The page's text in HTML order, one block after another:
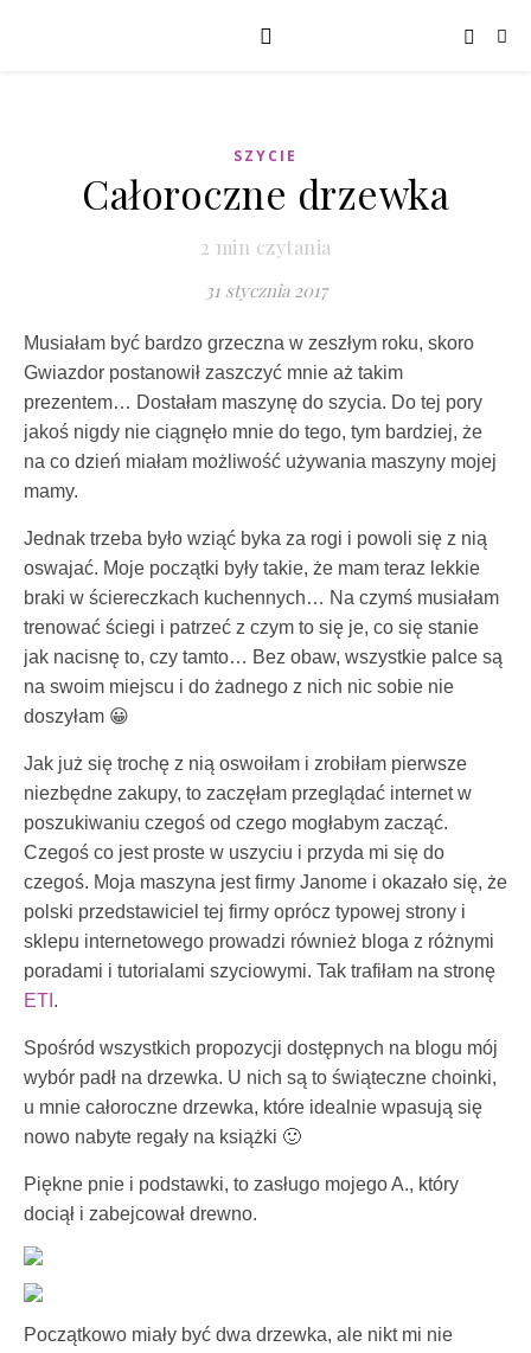
SZYCIE
Całoroczne drzewka
2 min czytania
31 stycznia 2017
Musiałam być bardzo grzeczna w zeszłym roku, skoro
Gwiazdor postanowił zaszczyć mnie aż takim
prezentem… Dostałam maszynę do szycia. Do tej pory
jakoś nigdy nie ciągnęło mnie do tego, tym bardziej, że
na co dzień miałam możliwość używania maszyny mojej
mamy.
Jednak trzeba było wziąć byka za rogi i powoli się z nią
oswajać. Moje początki były takie, że mam teraz lekkie
braki w ściereczkach kuchennych… Na czymś musiałam
trenować ściegi i patrzeć z czym to się je, co się stanie
jak nacisnę to, czy tamto… Bez obaw, wszystkie palce są
na swoim miejscu i do żadnego z nich nic sobie nie
doszyłam 😀
Jak już się trochę z nią oswoiłam i zrobiłam pierwsze
niezbędne zakupy, to zaczęłam przeglądać internet w
poszukiwaniu czegoś od czego mogłabym zacząć.
Czegoś co jest proste w uszyciu i przyda mi się do
czegoś. Moja maszyna jest firmy Janome i okazało się, że
polski przedstawiciel tej firmy oprócz typowej strony i
sklepu internetowego prowadzi również bloga z różnymi
poradami i tutorialami szyciowymi. Tak trafiłam na stronę
ETI .
Spośród wszystkich propozycji dostępnych na blogu mój
wybór padł na drzewka. U nich są to świąteczne choinki,
u mnie całoroczne drzewka, które idealnie wpasują się
nowo nabyte regały na książki 🙂
Piękne pnie i podstawki, to zasługo mojego A., który
dociął i zabejcował drewno.
Początkowo miały być dwa drzewka, ale nikt mi nie